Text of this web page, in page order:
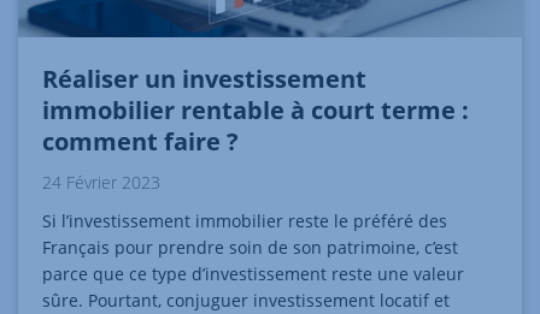
Réaliser un investissement
immobilier rentable à court terme :
comment faire ?
24 Février 2023
Si l’investissement immobilier reste le préféré des
Français pour prendre soin de son patrimoine, c’est
parce que ce type d’investissement reste une valeur
sûre. Pourtant, conjuguer investissement locatif et